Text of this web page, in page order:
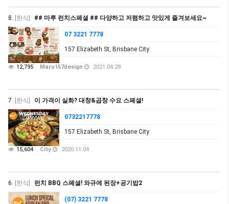
8. [한식] ## 마루 런치스페셜 ## 다양하고 저렴하고 맛있게 즐겨보세요~
07 3221 7778
157 Elizabeth St, Brisbane City
12,795 Maru157design 2021.04.28
7. [한식] 이 가격이 실화? 대창&곱창 수요 스페셜!
0732217778
157 Elizabeth St, Brisbane City
15,604 City 2020.11.04
6. [한식] 런치 BBQ 스페셜! 와규에 된장+공기밥2
(07) 3221 7778